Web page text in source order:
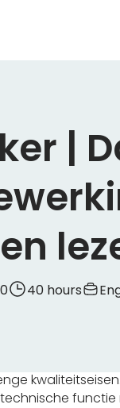
|
40 hours